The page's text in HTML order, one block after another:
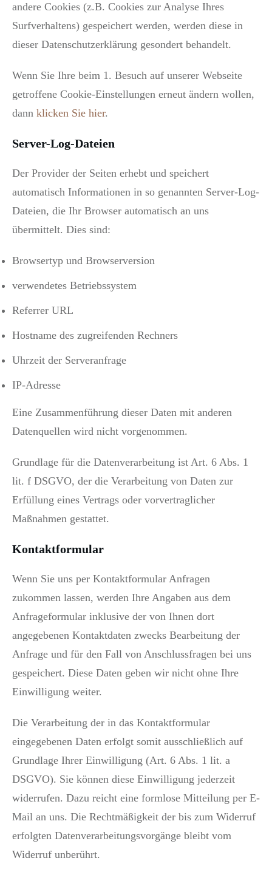
andere Cookies (z.B. Cookies zur Analyse Ihres
Surfverhaltens) gespeichert werden, werden diese in
dieser Datenschutzerklärung gesondert behandelt.
Wenn Sie Ihre beim 1. Besuch auf unserer Webseite
getroffene Cookie-Einstellungen erneut ändern wollen,
dann klicken Sie hier.
Server-Log-Dateien
Der Provider der Seiten erhebt und speichert
automatisch Informationen in so genannten Server-Log-
Dateien, die Ihr Browser automatisch an uns
übermittelt. Dies sind:
Browsertyp und Browserversion
verwendetes Betriebssystem
Referrer URL
Hostname des zugreifenden Rechners
Uhrzeit der Serveranfrage
IP-Adresse
Eine Zusammenführung dieser Daten mit anderen
Datenquellen wird nicht vorgenommen.
Grundlage für die Datenverarbeitung ist Art. 6 Abs. 1
lit. f DSGVO, der die Verarbeitung von Daten zur
Erfüllung eines Vertrags oder vorvertraglicher
Maßnahmen gestattet.
Kontaktformular
Wenn Sie uns per Kontaktformular Anfragen
zukommen lassen, werden Ihre Angaben aus dem
Anfrageformular inklusive der von Ihnen dort
angegebenen Kontaktdaten zwecks Bearbeitung der
Anfrage und für den Fall von Anschlussfragen bei uns
gespeichert. Diese Daten geben wir nicht ohne Ihre
Einwilligung weiter.
Die Verarbeitung der in das Kontaktformular
eingegebenen Daten erfolgt somit ausschließlich auf
Grundlage Ihrer Einwilligung (Art. 6 Abs. 1 lit. a
DSGVO). Sie können diese Einwilligung jederzeit
widerrufen. Dazu reicht eine formlose Mitteilung per E-
Mail an uns. Die Rechtmäßigkeit der bis zum Widerruf
erfolgten Datenverarbeitungsvorgänge bleibt vom
Widerruf unberührt.